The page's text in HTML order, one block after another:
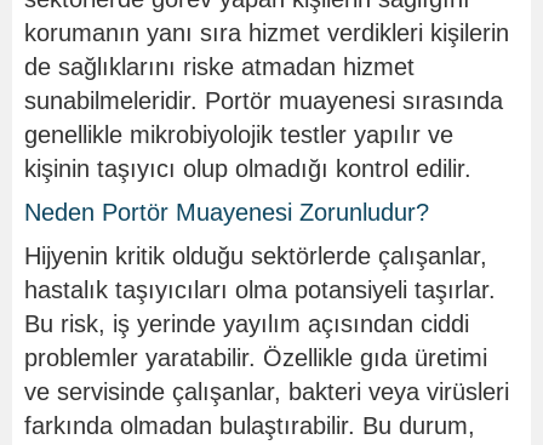
korumanın yanı sıra hizmet verdikleri kişilerin
de sağlıklarını riske atmadan hizmet
sunabilmeleridir. Portör muayenesi sırasında
genellikle mikrobiyolojik testler yapılır ve
kişinin taşıyıcı olup olmadığı kontrol edilir.
Neden Portör Muayenesi Zorunludur?
Hijyenin kritik olduğu sektörlerde çalışanlar,
hastalık taşıyıcıları olma potansiyeli taşırlar.
Bu risk, iş yerinde yayılım açısından ciddi
problemler yaratabilir. Özellikle gıda üretimi
ve servisinde çalışanlar, bakteri veya virüsleri
farkında olmadan bulaştırabilir. Bu durum,